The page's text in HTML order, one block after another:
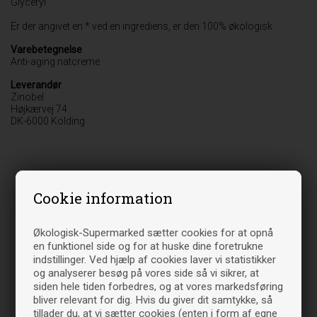
Cookie information
Økologisk-Supermarked sætter cookies for at opnå
en funktionel side og for at huske dine foretrukne
indstillinger. Ved hjælp af cookies laver vi statistikker
og analyserer besøg på vores side så vi sikrer, at
siden hele tiden forbedres, og at vores markedsføring
bliver relevant for dig. Hvis du giver dit samtykke, så
tillader du, at vi sætter cookies (enten i form af egne
Er der angivet en * ved en ingrediens, er den 100% økologisk
Varebetegnelse
Anti-aging natcreme
Leverandør
Zinobel
Højkærvej 74
DK-6000 Kolding
Relaterede varer